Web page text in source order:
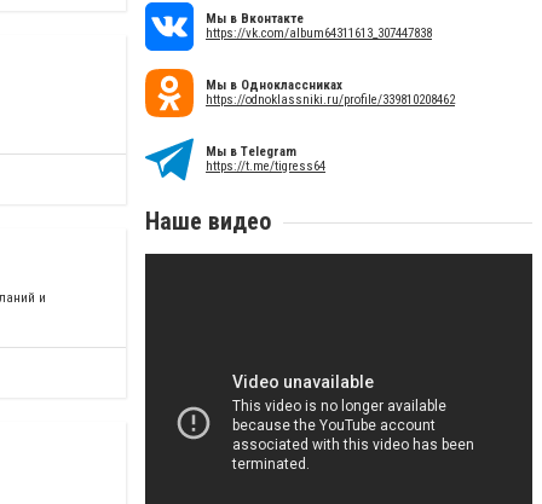
и
Мы в Вконтакте
https://vk.com/album64311613_307447838
Мы в Одноклассниках
https://odnoklassniki.ru/profile/339810208462
Мы в Telegram
https://t.me/tigress64
Наше видео